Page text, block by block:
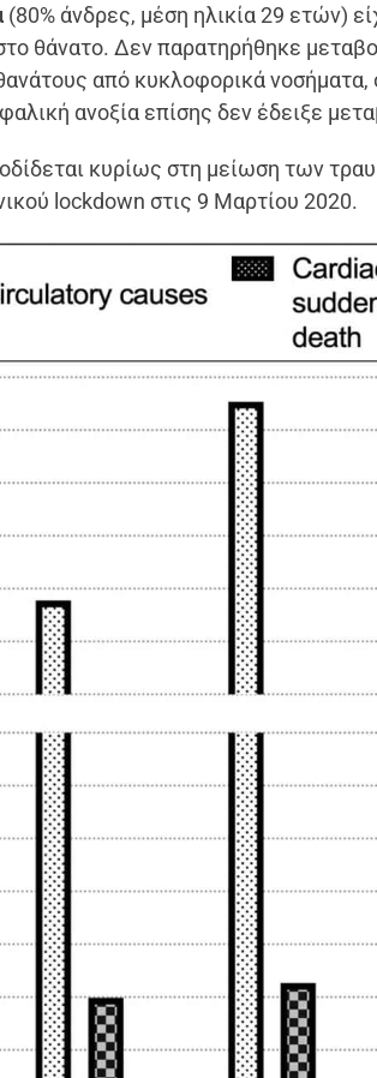
(80% άνδρες, μέση ηλικία 29 ετών)
θάνατο. Δεν παρατηρήθηκε
από κυκλοφορικά νοσήματα,
ανοξία επίσης δεν έδειξε
κυρίως στη μείωση των
lockdown στις 9 Μαρτίου 2020.